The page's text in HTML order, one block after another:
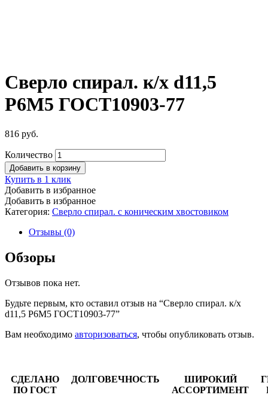
Сверло спирал. к/х d11,5
Р6М5 ГОСТ10903-77
816 руб.
Количество
Добавить в корзину
Купить в 1 клик
Добавить в избранное
Добавить в избранное
Категория: Сверло спирал. с коническим хвостовиком
Отзывы (0)
Обзоры
Отзывов пока нет.
Будьте первым, кто оставил отзыв на “Сверло спирал. к/х
d11,5 Р6М5 ГОСТ10903-77”
Вам необходимо авторизоваться, чтобы опубликовать отзыв.
СДЕЛАНО
ПО ГОСТ
ДОЛГОВЕЧНОСТЬ
ШИРОКИЙ
АССОРТИМЕНТ